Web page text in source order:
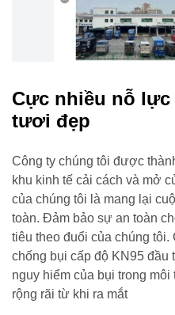
Cực nhiều nỗ
tươi đẹp
Công ty chúng tôi được
khu kinh tế cải cách và mở
của chúng tôi là mang lại
toàn. Đảm bảo sự an toàn
tiêu theo đuổi của chúng tôi.
chống bụi cấp độ KN95 đầu
nguy hiểm của bụi trong
rộng rãi từ khi ra mắt